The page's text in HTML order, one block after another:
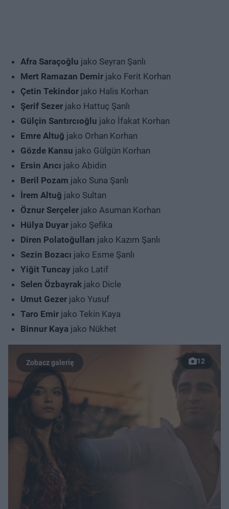
Afra Saraçoğlu jako Seyran Şanlı
Mert Ramazan Demir jako Ferit Korhan
Çetin Tekindor jako Halis Korhan
Şerif Sezer jako Hattuç Şanlı
Gülçin Santırcıoğlu jako İfakat Korhan
Emre Altuğ jako Orhan Korhan
Gözde Kansu jako Gülgün Korhan
Ersin Arıcı jako Abidin
Beril Pozam jako Suna Şanlı
İrem Altuğ jako Sultan
Öznur Serçeler jako Asuman Korhan
Hülya Duyar jako Şefika
Diren Polatoğulları jako Kazım Şanlı
Sezin Bozacı jako Esme Şanlı
Yiğit Tuncay jako Latif
Selen Özbayrak jako Dicle
Umut Gezer jako Yusuf
Taro Emir jako Tekin Kaya
Binnur Kaya jako Nükhet
12